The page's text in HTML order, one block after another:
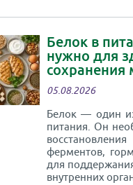
Белок в
нужно для
05.08.2026
Белок — один
питания. Он
ферментов,
для
внутренних